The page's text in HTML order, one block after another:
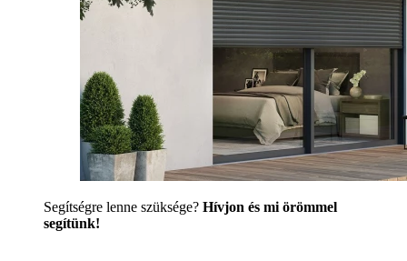
Segítségre lenne szüksége? Hívjon és mi örömmel
segítünk!